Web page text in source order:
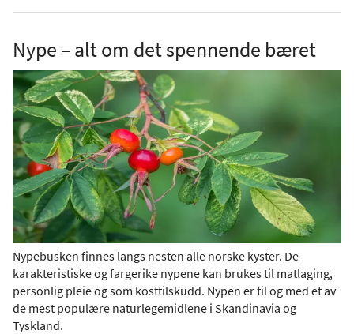
Nype – alt om det spennende bæret
Nypebusken finnes langs nesten alle norske kyster. De
karakteristiske og fargerike nypene kan brukes til matlaging,
personlig pleie og som kosttilskudd. Nypen er til og med et av
de mest populære naturlegemidlene i Skandinavia og
Tyskland.